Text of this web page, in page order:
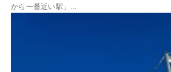
から一番近い駅」...